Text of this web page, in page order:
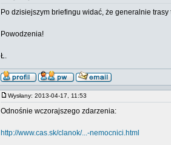
Po dzisiejszym briefingu widać, że generalnie
Powodzenia!
Ł.
Wysłany: 2013-04-17, 11:53
Odnośnie wczorajszego zdarzenia:
http://www.cas.sk/clanok/...-nemocnici.html